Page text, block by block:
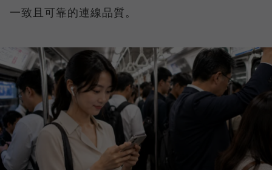
一致且可靠的連線品質。